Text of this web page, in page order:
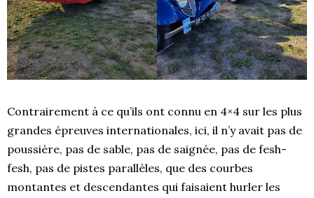
Contrairement à ce qu’ils ont connu en 4×4 sur les plus
grandes épreuves internationales, ici, il n’y avait pas de
poussière, pas de sable, pas de saignée, pas de fesh-
fesh, pas de pistes parallèles, que des courbes
montantes et descendantes qui faisaient hurler les